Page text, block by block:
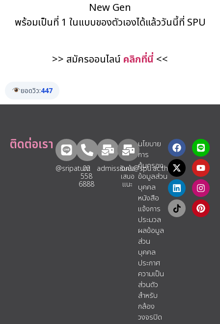
New Gen
พร้อมเป็นที่ 1 ในแบบของตัวเองได้แล้ววันนี้ที่ SPU
>> สมัครออนไลน์ คลิกที่นี่ <<
ยอดวิว:447
ติดต่อเรา
@sripatum
02
558
6888
admissions@spu.ac.th
รับข้อ
เสนอ
แนะ​
นโยบาย
การ
คุ้มครอง
ข้อมูลส่วน
บุคคล
หนังสือ
แจ้งการ
ประมวล
ผลข้อมูล
ส่วน
บุคคล
ประกาศ
ความเป็น
ส่วนตัว
สำหรับ
กล้อง
วงจรปิด